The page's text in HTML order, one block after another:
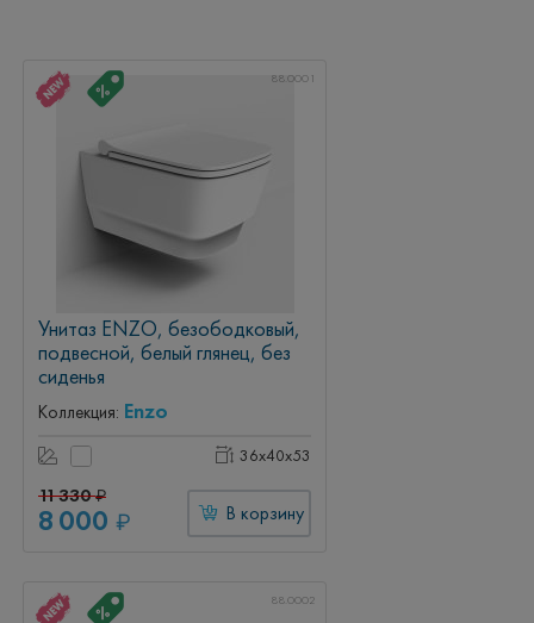
88.0001
Унитаз ENZO, безободковый,
подвесной, белый глянец, без
сиденья
Коллекция: Enzo
36x40x53
11 330₽
8 000 ₽ В корзину
88.0002